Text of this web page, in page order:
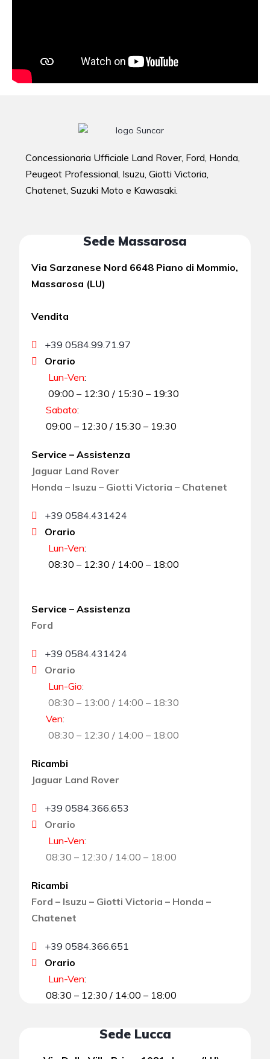
Concessionaria Ufficiale Land Rover, Ford, Honda,
Peugeot Professional, Isuzu, Giotti Victoria,
Chatenet, Suzuki Moto e Kawasaki.
Sede Massarosa
Via Sarzanese Nord 6648 Piano di Mommio,
Massarosa (LU)
Vendita
+39 0584.99.71.97
Orario
Lun-Ven:
09:00 – 12:30 / 15:30 – 19:30
Sabato:
09:00 – 12:30 / 15:30 – 19:30
Service – Assistenza
Jaguar Land Rover
Honda – Isuzu – Giotti Victoria – Chatenet
+39 0584.431424
Orario
Lun-Ven:
08:30 – 12:30 / 14:00 – 18:00
Service – Assistenza
Ford
+39 0584.431424
Orario
Lun-Gio:
08:30 – 13:00 / 14:00 – 18:30
Ven:
08:30 – 12:30 / 14:00 – 18:00
Ricambi
Jaguar Land Rover
+39 0584.366.653
Orario
Lun-Ven:
08:30 – 12:30 / 14:00 – 18:00
Ricambi
Ford – Isuzu – Giotti Victoria – Honda –
Chatenet
+39 0584.366.651
Orario
Lun-Ven:
08:30 – 12:30 / 14:00 – 18:00
Sede Lucca